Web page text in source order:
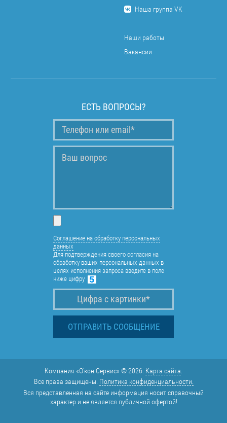
Наша группа VK
Наши работы
Вакансии
ЕСТЬ ВОПРОСЫ?
Соглашение на обработку персональных
данных
Для подтверждения своего согласия на
обработку ваших персональных данных в
целях исполнения запроса введите в поле
ниже цифру
Компания «О'кон Сервис» © 2026. Карта сайта
Все права защищены. Политика конфиденциальности.
Вся представленная на сайте информация носит справочный
характер и не является публичной офертой!